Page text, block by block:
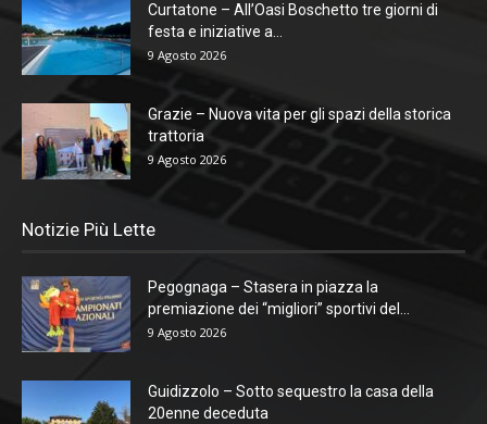
Curtatone – All’Oasi Boschetto tre giorni di
festa e iniziative a...
9 Agosto 2026
Grazie – Nuova vita per gli spazi della storica
trattoria
9 Agosto 2026
Notizie Più Lette
Pegognaga – Stasera in piazza la
premiazione dei “migliori” sportivi del...
9 Agosto 2026
Guidizzolo – Sotto sequestro la casa della
20enne deceduta